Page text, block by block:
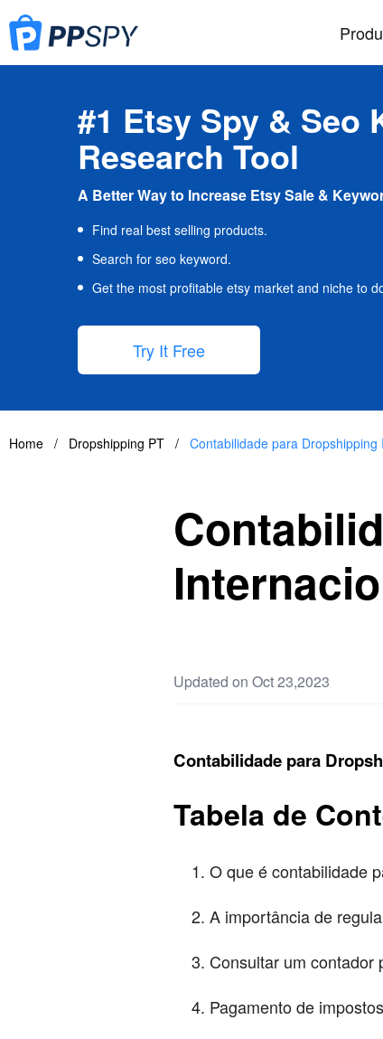
#1 Etsy Spy & Seo
Research Tool
A Better Way to Increase Etsy Sale &
Find real best selling products.
Search for seo keyword.
Get the most profitable etsy market and niche to
Try It Free
Home / Dropshipping PT / Contabilidade para
Updated on Oct 23,2023
Contabilidade para
Tabela de
O que é contabilidade
A importância de
Consultar um contador
Pagamento de impostos